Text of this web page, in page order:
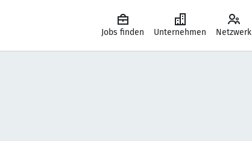
Jobs finden Unternehmen Netzwerk